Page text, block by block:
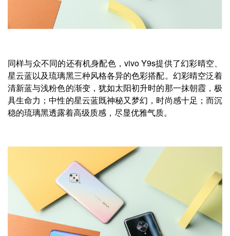
同样与众不同的还有机身配色，vivo Y9s提供了幻彩晴空、
星云蓝以及琉璃黑三种风格各异的色彩搭配。幻彩晴空泛着
清新蓝与浅粉色的渐变，犹如太阳初升时的那一抹朝霞，极
具生命力；中性的星云蓝既神秘又梦幻，时尚感十足；而沉
稳的琉璃黑透露着高级质感，尽显优雅气质。